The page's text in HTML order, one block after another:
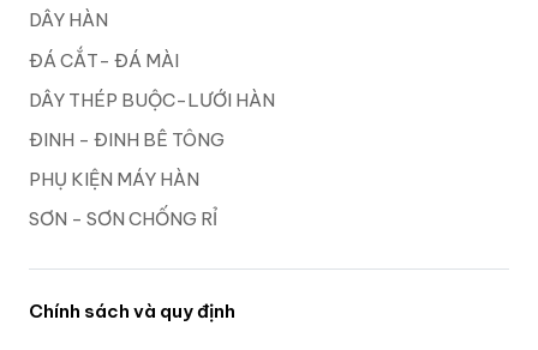
DÂY HÀN
ĐÁ CẮT- ĐÁ MÀI
DÂY THÉP BUỘC-LƯỚI HÀN
ĐINH - ĐINH BÊ TÔNG
PHỤ KIỆN MÁY HÀN
SƠN - SƠN CHỐNG RỈ
Chính sách và quy định